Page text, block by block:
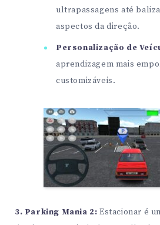
ultrapassagens até
aspectos da direção.
Personalização de
aprendizagem mais
customizáveis.
3. Parking Mania 2: Estacionar é